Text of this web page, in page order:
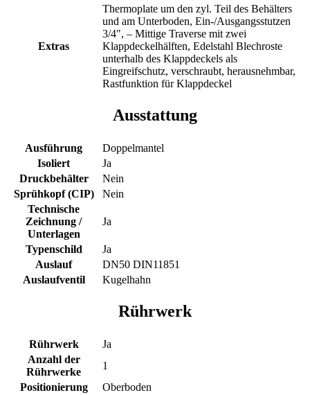
Extras
Thermoplate um den zyl. Teil des Behälters
und am Unterboden, Ein-/Ausgangsstutzen
3/4", – Mittige Traverse mit zwei
Klappdeckelhälften, Edelstahl Blechroste
unterhalb des Klappdeckels als
Eingreifschutz, verschraubt, herausnehmbar,
Rastfunktion für Klappdeckel
Ausstattung
Ausführung
Doppelmantel
Isoliert
Ja
Druckbehälter
Nein
Sprühkopf (CIP)
Nein
Technische
Zeichnung /
Unterlagen
Ja
Typenschild
Ja
Auslauf
DN50 DIN11851
Auslaufventil
Kugelhahn
Rührwerk
Rührwerk
Ja
Anzahl der
Rührwerke
1
Positionierung
Oberboden